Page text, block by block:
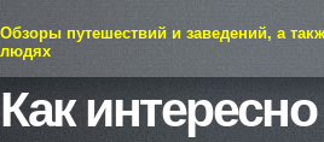
Обзоры путешествий и заведений, а
людях
Как